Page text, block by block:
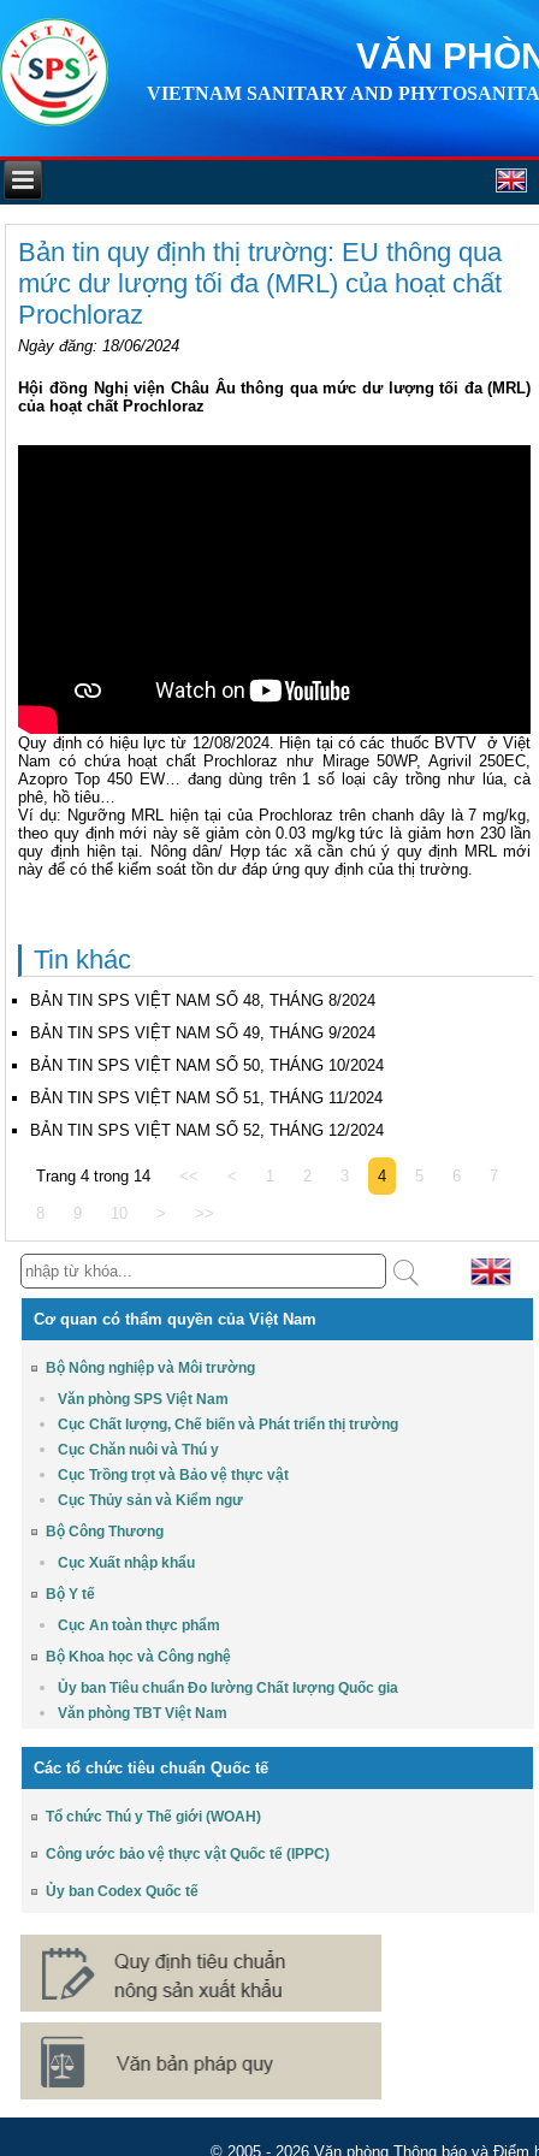
VĂN
VIETNAM SANITARY AND
Bản tin quy định thị trường: EU thông qua
mức dư lượng tối đa (MRL) của hoạt chất
Prochloraz
Ngày đăng: 18/06/2024
Hội đồng Nghị viện Châu Âu thông qua mức dư lượng tối đa (MRL)
của hoạt chất Prochloraz
Quy định có hiệu lực từ 12/08/2024. Hiện tại có các thuốc BVTV ở Việt
Nam có chứa hoạt chất Prochloraz như Mirage 50WP, Agrivil 250EC,
Azopro Top 450 EW… đang dùng trên 1 số loại cây trồng như lúa, cà
phê, hồ tiêu…
Ví dụ: Ngưỡng MRL hiện tại của Prochloraz trên chanh dây là 7 mg/kg,
theo quy định mới này sẽ giảm còn 0.03 mg/kg tức là giảm hơn 230 lần
quy định hiện tại. Nông dân/ Hợp tác xã cần chú ý quy định MRL mới
này để có thể kiểm soát tồn dư đáp ứng quy định của thị trường.
Tin khác
BẢN TIN SPS VIỆT NAM SỐ 48, THÁNG 8/2024
BẢN TIN SPS VIỆT NAM SỐ 49, THÁNG 9/2024
BẢN TIN SPS VIỆT NAM SỐ 50, THÁNG 10/2024
BẢN TIN SPS VIỆT NAM SỐ 51, THÁNG 11/2024
BẢN TIN SPS VIỆT NAM SỐ 52, THÁNG 12/2024
Trang 4 trong 14 << < 1 2 3 4 5 6 7
8 9 10 > >>
Cơ quan có thẩm quyền của Việt Nam
Bộ Nông nghiệp và Môi trường
Văn phòng SPS Việt Nam
Cục Chất lượng, Chế biến và Phát triển thị trường
Cục Chăn nuôi và Thú y
Cục Trồng trọt và Bảo vệ thực vật
Cục Thủy sản và Kiểm ngư
Bộ Công Thương
Cục Xuất nhập khẩu
Bộ Y tế
Cục An toàn thực phẩm
Bộ Khoa học và Công nghệ
Ủy ban Tiêu chuẩn Đo lường Chất lượng Quốc gia
Văn phòng TBT Việt Nam
Các tổ chức tiêu chuẩn Quốc tế
Tổ chức Thú y Thế giới (WOAH)
Công ước bảo vệ thực vật Quốc tế (IPPC)
Ủy ban Codex Quốc tế
© 2005 - 2026 Văn phòng Thông báo và